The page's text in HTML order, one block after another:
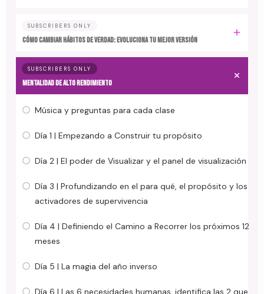
SUBSCRIBERS ONLY
Cómo cambiar hábitos de verdad: evoluciona tu mejor versión
SUBSCRIBERS ONLY
MENTALIDAD DE ALTO RENDIMIENTO
Música y preguntas para cada clase
Día 1 | Empezando a Construir tu propósito
Día 2 | El poder de Visualizar y el panel de visualización
Día 3 | Profundizando en el para qué, el propósito y los
activadores de supervivencia
Día 4 | Definiendo el Camino a Recorrer los próximos 12
meses
Día 5 | La magia del año inverso
Día 6 | Las 6 necesidades humanas, identifica las 2 que